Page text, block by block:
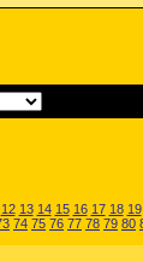
12 13 14 15 16 17 18 19
74 75 76 77 78 79 80